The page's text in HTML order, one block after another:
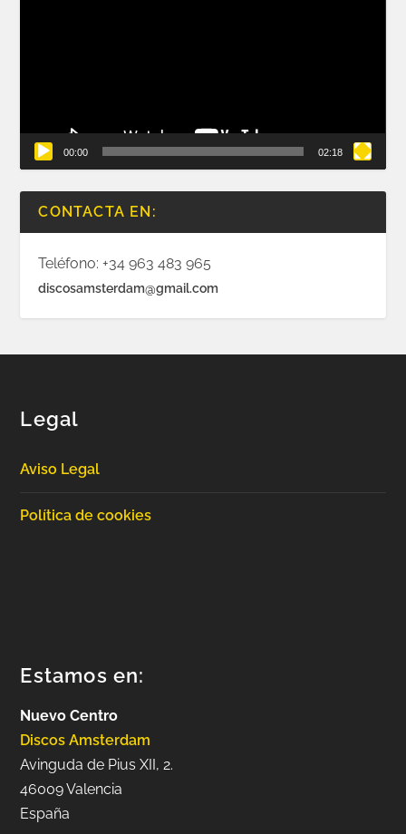
00:00 02:18
CONTACTA EN:
Teléfono: +34 963 483 965
discosamsterdam@gmail.com
Legal
Aviso Legal
Política de cookies
Estamos en:
Nuevo Centro
Discos Amsterdam
Avinguda de Pius XII, 2.
46009 Valencia
España